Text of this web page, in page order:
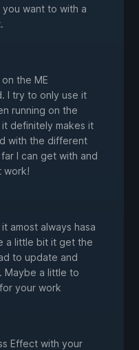
want to with a
the ME
I try to only use it
running on the
definitely makes it
with the different
I can get with and
work!
amost always hasa
a little bit it get the
to update and
Maybe a little to
your work
Effect with your